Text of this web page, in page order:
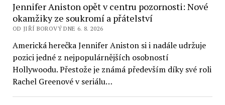
Jennifer Aniston opět v centru pozornosti: Nové
okamžiky ze soukromí a přátelství
OD JIŘÍ BOROVÝ DNE 6. 8. 2026
Americká herečka Jennifer Aniston si i nadále udržuje
pozici jedné z nejpopulárnějších osobností
Hollywoodu. Přestože je známá především díky své roli
Rachel Greenové v seriálu…